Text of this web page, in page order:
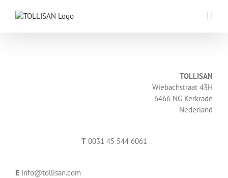
TOLLISAN
Wiebachstraat 43H
6466 NG Kerkrade
Nederland
T0031 45 544 6061
E info@tollisan.com